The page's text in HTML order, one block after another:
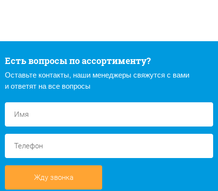
Есть вопросы по ассортименту?
Оставьте контакты, наши менеджеры свяжутся с вами
и ответят на все вопросы
Жду звонка